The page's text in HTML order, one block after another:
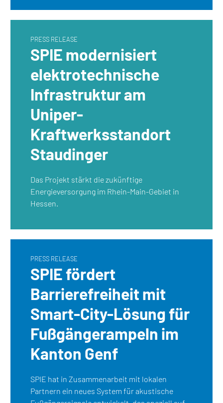
PRESS RELEASE
SPIE modernisiert
elektrotechnische
Infrastruktur am
Uniper-
Kraftwerksstandort
Staudinger
Das Projekt stärkt die zukünftige
Energieversorgung im Rhein-Main-Gebiet in
Hessen.
PRESS RELEASE
SPIE fördert
Barrierefreiheit mit
Smart-City-Lösung für
Fußgängerampeln im
Kanton Genf
SPIE hat in Zusammenarbeit mit lokalen
Partnern ein neues System für akustische